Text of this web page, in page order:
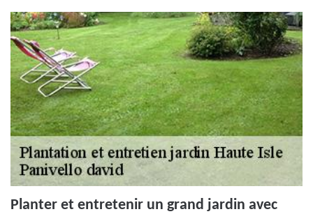
Planter et entretenir un grand jardin avec